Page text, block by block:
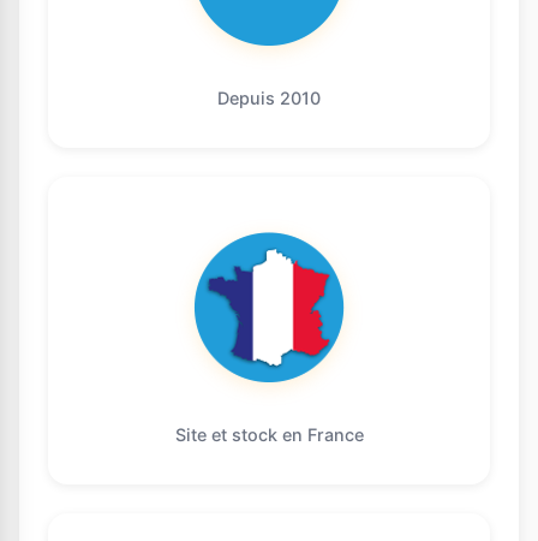
Depuis 2010
Site et stock en France